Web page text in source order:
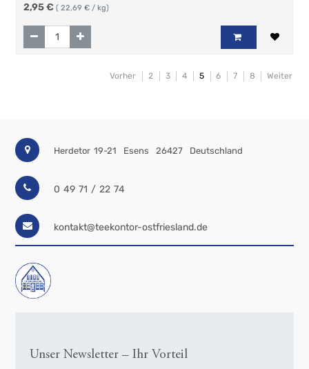
2,95€ ( 22,69 € / kg)
Vorher 2 3 4 5 6 7 8 Weiter
Herdetor 19-21 Esens 26427 Deutschland
0 49 71 / 22 74
kontakt@teekontor-ostfriesland.de
Unser Newsletter – Ihr Vorteil